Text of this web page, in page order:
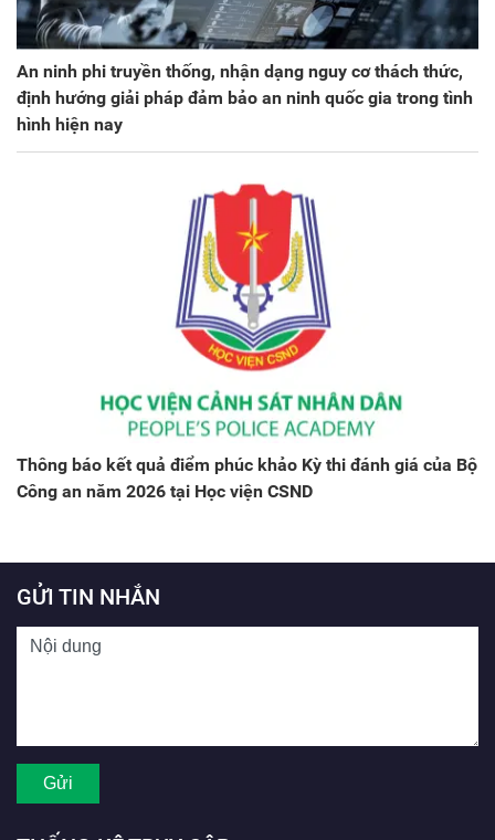
An ninh phi truyền thống, nhận dạng nguy cơ thách thức,
định hướng giải pháp đảm bảo an ninh quốc gia trong tình
hình hiện nay
Thông báo kết quả điểm phúc khảo Kỳ thi đánh giá của Bộ
Công an năm 2026 tại Học viện CSND
GỬI TIN NHẮN